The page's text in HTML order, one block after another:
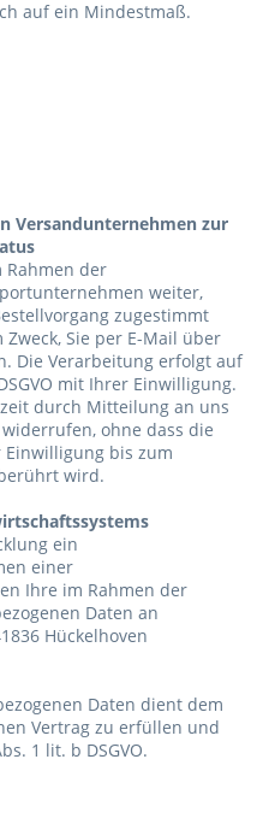
auf ein Mindestmaß.
Versandunternehmen zur
Rahmen der
weiter,
zugestimmt
Sie per E-Mail über
Die Verarbeitung erfolgt auf
mit Ihrer Einwilligung.
durch Mitteilung an uns
ohne dass die
bis zum
wird.
ein
einer
Ihre im Rahmen der
Daten an
Hückelhoven
Daten dient dem
Vertrag zu erfüllen und
1 lit. b DSGVO.